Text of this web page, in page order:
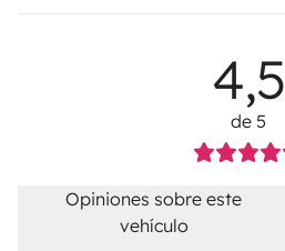
4,5
de 5
Opiniones sobre este
vehículo